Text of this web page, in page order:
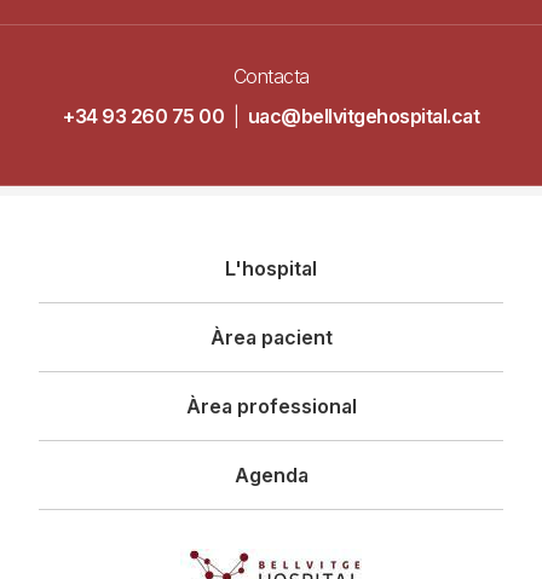
Contacta
+34 93 260 75 00
uac@bellvitgehospital.cat
principal
L'hospital
Àrea pacient
Àrea professional
Agenda